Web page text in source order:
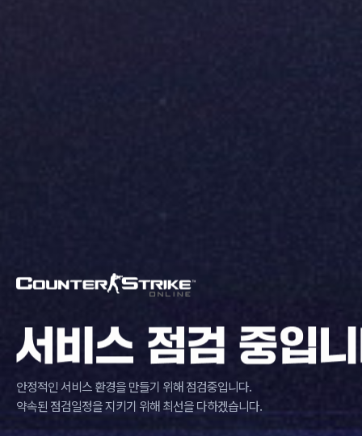
안정적인 서비스 환경을 만들기 위해 점검중입니다.
약속된 점검일정을 지키기 위해 최선을 다하겠습니다.